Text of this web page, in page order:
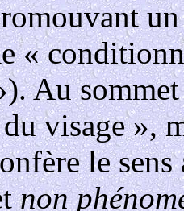
«
Au
visage »,
le
non